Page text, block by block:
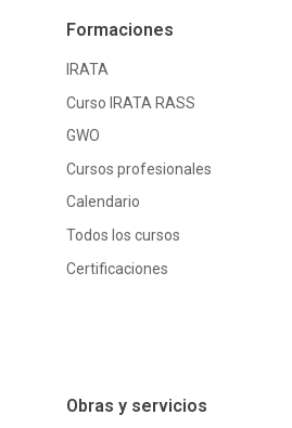
Formaciones
IRATA
Curso IRATA RASS
GWO
Cursos profesionales
Calendario
Todos los cursos
Certificaciones
Obras y servicios